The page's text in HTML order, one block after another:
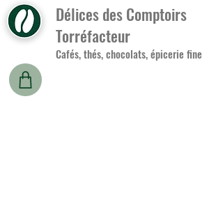
Délices des Comptoirs
Torréfacteur
Cafés, thés, chocolats, épicerie fine